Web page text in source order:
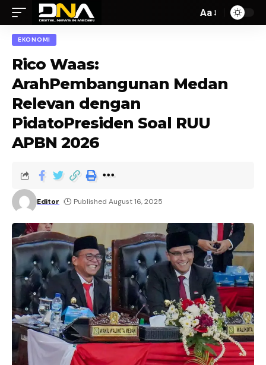
Aa
EKONOMI
Rico Waas:
ArahPembangunan Medan
Relevan dengan
PidatoPresiden Soal RUU
APBN 2026
Editor Published August 16, 2025